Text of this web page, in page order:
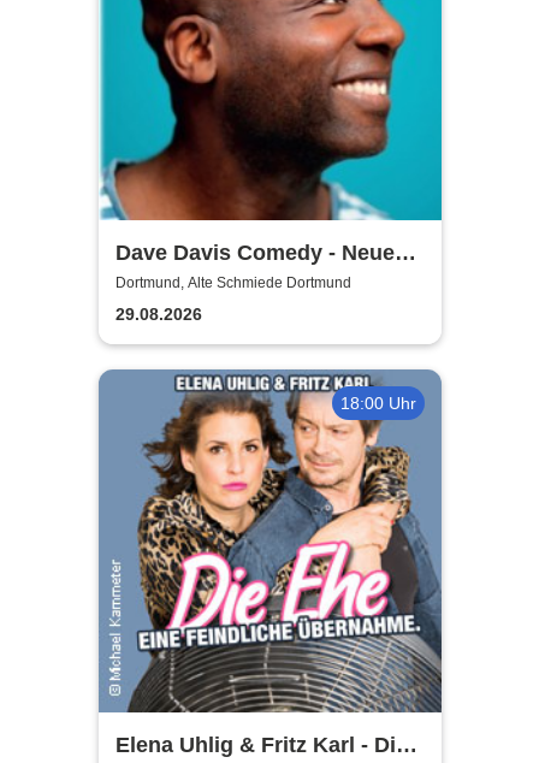
Dave Davis Comedy - Neue
Show
Dortmund, Alte Schmiede Dortmund
29.08.2026
18:00 Uhr
Elena Uhlig & Fritz Karl - Die